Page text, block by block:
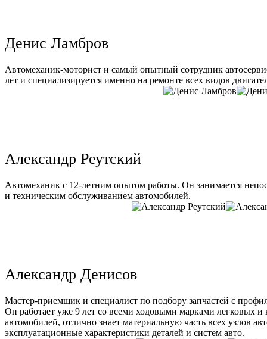
Денис Ламбров
Автомеханик-моторист и самый опытный сотрудник
лет и специализируется именно на ремонте всех видов
Александр Реутский
Автомеханик с 12-летним опытом работы. Он занимается
и техническим обслуживанием автомобилей.
Александр Денисов
Мастер-приемщик и специалист по подбору запчастей с
Он работает уже 9 лет со всеми ходовыми марками легковых и
автомобилей, отлично знает материальную часть всех узлов
эксплуатационные характеристики деталей и систем авто.